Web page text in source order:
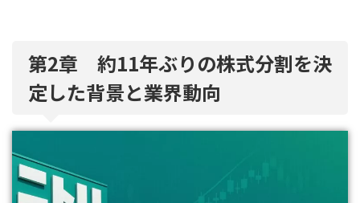
第2章 約11年ぶりの株式分割を決
定した背景と業界動向